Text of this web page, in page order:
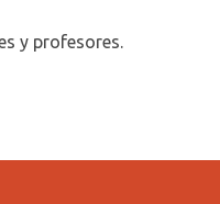
y profesores.